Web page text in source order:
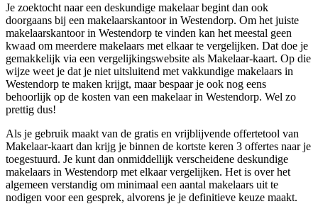
Je zoektocht naar een deskundige makelaar begint dan ook
doorgaans bij een makelaarskantoor in Westendorp. Om het juiste
makelaarskantoor in Westendorp te vinden kan het meestal geen
kwaad om meerdere makelaars met elkaar te vergelijken. Dat doe je
gemakkelijk via een vergelijkingswebsite als Makelaar-kaart. Op die
wijze weet je dat je niet uitsluitend met vakkundige makelaars in
Westendorp te maken krijgt, maar bespaar je ook nog eens
behoorlijk op de kosten van een makelaar in Westendorp. Wel zo
prettig dus!
Als je gebruik maakt van de gratis en vrijblijvende offertetool van
Makelaar-kaart dan krijg je binnen de kortste keren 3 offertes naar je
toegestuurd. Je kunt dan onmiddellijk verscheidene deskundige
makelaars in Westendorp met elkaar vergelijken. Het is over het
algemeen verstandig om minimaal een aantal makelaars uit te
nodigen voor een gesprek, alvorens je je definitieve keuze maakt.